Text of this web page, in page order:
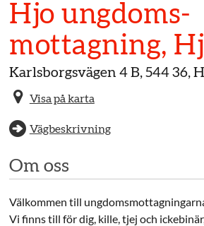
Hjo ungdoms­
mottagning,
Karlsborgsvägen 4 B, 544 36,
Visa på karta
Vägbeskrivning
Om oss
Välkommen till
Vi finns till för dig, kille, tjej och